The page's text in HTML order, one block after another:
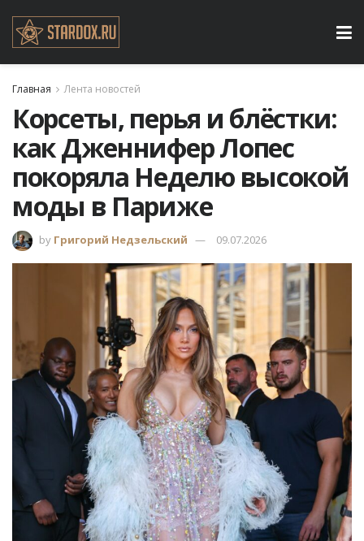
Главная Лента новостей
Корсеты, перья и блёстки:
как Дженнифер Лопес
покоряла Неделю высокой
моды в Париже
by Григорий Недзельский 09.07.2026